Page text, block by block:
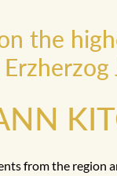
the
from the region